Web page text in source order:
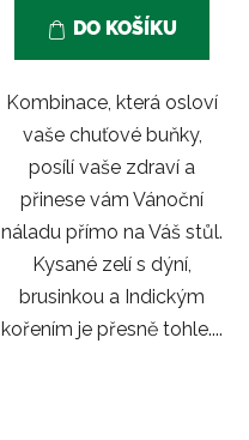
5
DO KOŠÍKU
Kombinace, která osloví
vaše chuťové buňky,
posílí vaše zdraví a
přinese vám Vánoční
náladu přímo na Váš stůl.
Kysané zelí s dýní,
brusinkou a Indickým
kořením je přesně tohle....